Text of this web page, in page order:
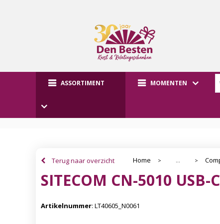
ASSORTIMENT MOMENTEN
Terug naar overzicht Home > ... >
SITECOM CN-5010 USB-
Artikelnummer: LT40605_N0061